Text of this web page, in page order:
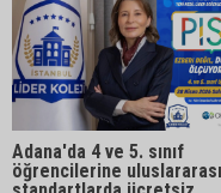
Adana'da 4 ve 5. sınıf
öğrencilerine uluslararası